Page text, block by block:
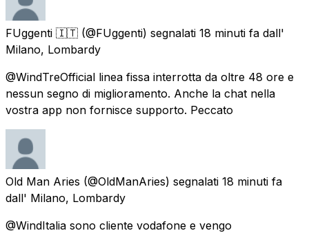
FUggenti 🇮🇹 (@FUggenti) segnalati 18 minuti fa dall'
Milano, Lombardy
@WindTreOfficial linea fissa interrotta da oltre 48 ore e
nessun segno di miglioramento. Anche la chat nella
vostra app non fornisce supporto. Peccato
Old Man Aries (@OldManAries) segnalati 18 minuti fa
dall' Milano, Lombardy
@WindItalia sono cliente vodafone e vengo